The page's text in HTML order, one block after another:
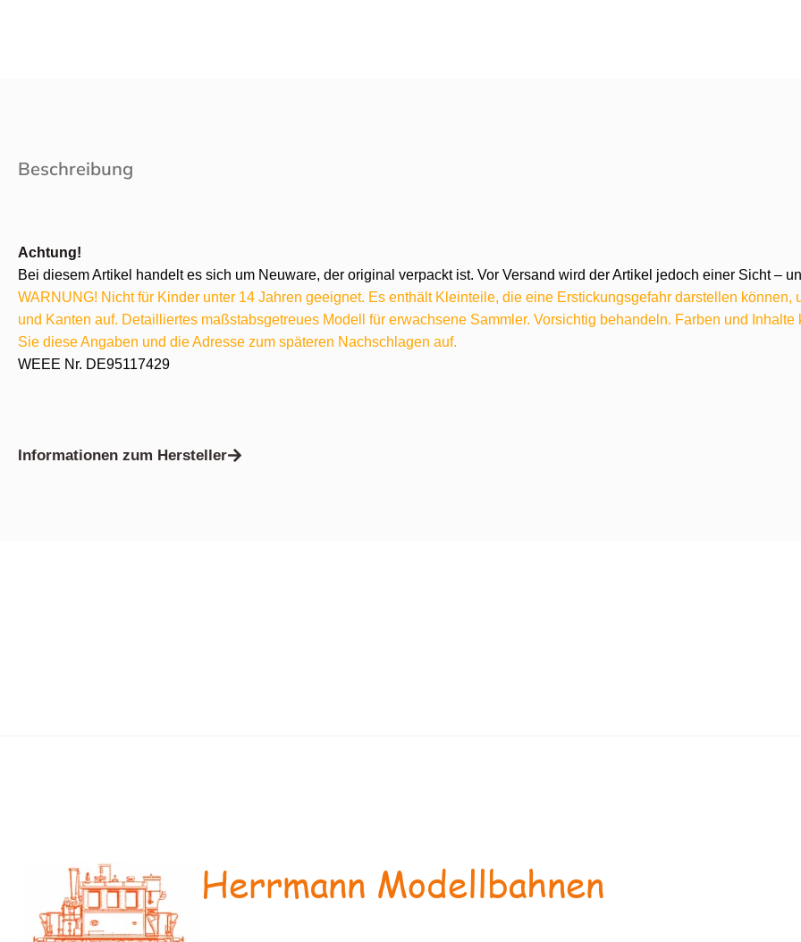
Beschreibung
Achtung!
Bei diesem Artikel handelt es sich um Neuware, der original verpackt ist. Vor Versand wird der Artikel jedoch einer Sicht –
WARNUNG! Nicht für Kinder unter 14 Jahren geeignet. Es enthält Kleinteile, die eine Erstickungsgefahr darstellen
und Kanten auf. Detailliertes maßstabsgetreues Modell für erwachsene Sammler. Vorsichtig behandeln. Farben und
Sie diese Angaben und die Adresse zum späteren Nachschlagen auf.
WEEE Nr. DE95117429
Informationen zum Hersteller
Herrmann Modellbahnen